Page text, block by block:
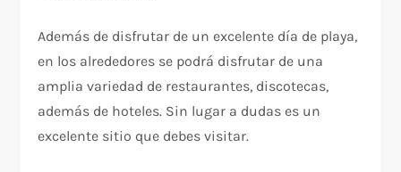
Además de disfrutar de un excelente día de playa,
en los alrededores se podrá disfrutar de una
amplia variedad de restaurantes, discotecas,
además de hoteles. Sin lugar a dudas es un
excelente sitio que debes visitar.